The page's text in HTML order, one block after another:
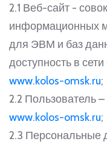
2.1 Веб-сайт -
информационных
для ЭВМ и баз
доступность в
www.kolos-omsk.ru;
2.2 Пользователь
www.kolos-omsk.ru;
2.3 Персональные